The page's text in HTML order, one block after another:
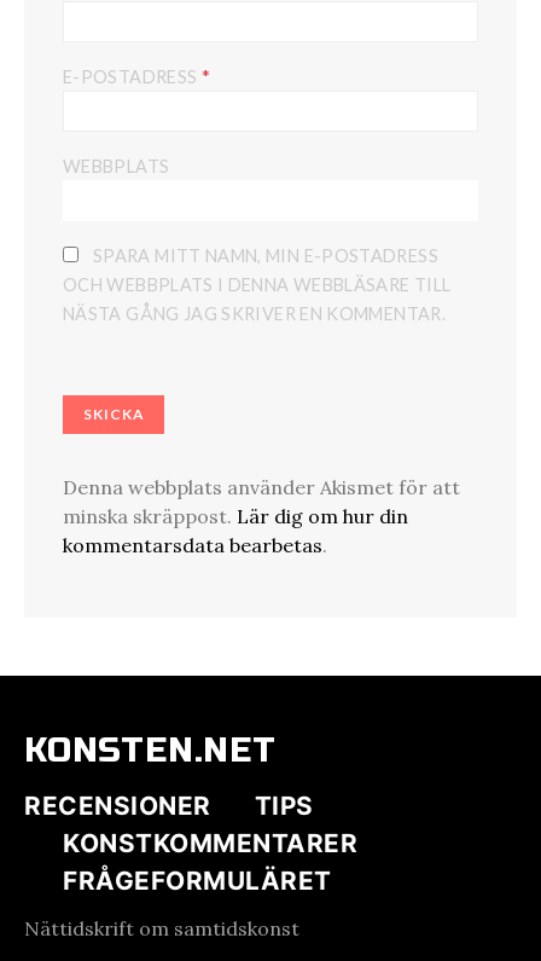
E-POSTADRESS *
WEBBPLATS
SPARA MITT NAMN, MIN E-POSTADRESS
OCH WEBBPLATS I DENNA WEBBLÄSARE TILL
NÄSTA GÅNG JAG SKRIVER EN KOMMENTAR.
Denna webbplats använder Akismet för att
minska skräppost. Lär dig om hur din
kommentarsdata bearbetas.
KONSTEN.NET
RECENSIONER
TIPS
KONSTKOMMENTARER
FRÅGEFORMULÄRET
Nättidskrift om samtidskonst